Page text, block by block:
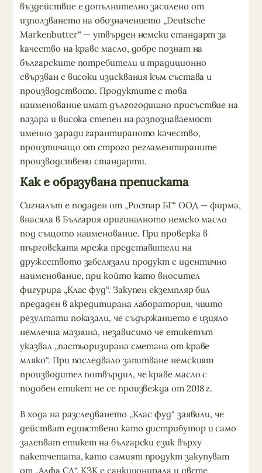
въздействие е допълнително засилено от
използването на обозначението „Deutsche
Markenbutter“ — утвърден немски стандарт за
качество на краве масло, добре познат на
българските потребители и традиционно
свързван с високи изисквания към състава и
производството. Продуктите с това
наименование имат дългогодишно присъствие на
пазара и висока степен на разпознаваемост
именно заради гарантираното качество,
произтичащо от строго регламентираните
производствени стандарти.
Как е образувана преписката
Сигналът е подаден от „Ростар БГ“ ООД — фирма,
внасяла в България оригиналното немско масло
под същото наименование. При проверка в
търговската мрежа представители на
дружеството забелязали продукт с идентично
наименование, при който като вносител
фигурира „Клас фуд“. Закупен екземпляр бил
предаден в акредитирана лаборатория, чиито
резултати показали, че съдържанието е изцяло
немлечна мазнина, независимо че етикетът
указвал „пастьоризирана сметана от краве
мляко“. При последвало запитване немският
производител потвърдил, че краве масло с
подобен етикет не се произвежда от 2018 г.
В хода на разследването „Клас фуд“ заявили, че
действат единствено като дистрибутор и само
залепват етикет на български език върху
пакетчетата, като самият продукт закупуват
от „Алфа СД“. КЗК е санкционирала и двете